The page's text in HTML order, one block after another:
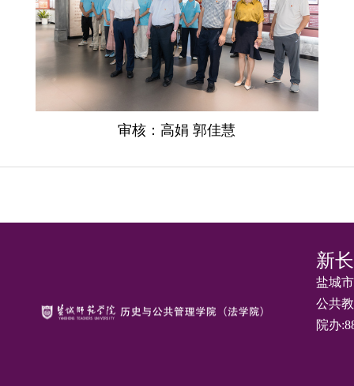
审核：高娟 郭佳慧
新
盐城
公共
院办